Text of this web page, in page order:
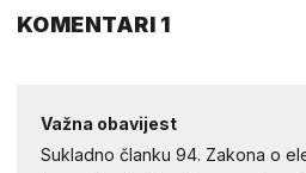
KOMENTARI 1
Važna obavijest
Sukladno članku 94. Zakona o